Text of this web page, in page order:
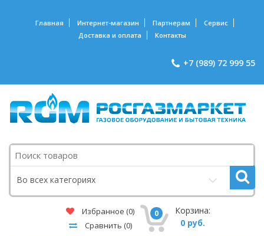
Главная Интернет-магазин Партнерам
Сервис
Доставка и оплата
Контакты
+7 (989) 72 999 55
Поиск
Во всех категориях
Избранное (0)
Сравнить (0)
0
Корзина:
0 руб.